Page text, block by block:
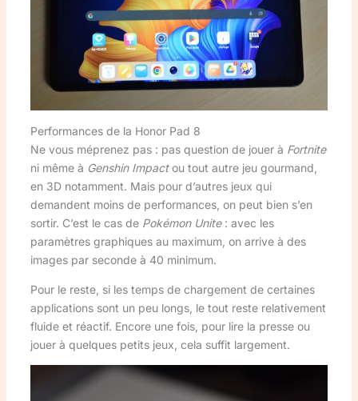
Performances de la Honor Pad 8
Ne vous méprenez pas : pas question de jouer à Fortnite
ni même à Genshin Impactou tout autre jeu gourmand,
en 3D notamment. Mais pour d’autres jeux qui
demandent moins de performances, on peut bien s’en
sortir. C’est le cas de Pokémon Unite: avec les
paramètres graphiques au maximum, on arrive à des
images par seconde à 40 minimum.
Pour le reste, si les temps de chargement de certaines
applications sont un peu longs, le tout reste relativement
fluide et réactif. Encore une fois, pour lire la presse ou
jouer à quelques petits jeux, cela suffit largement.